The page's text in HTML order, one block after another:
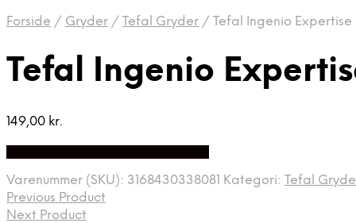
Forside / Gryder / Tefal Gryder / Tefal Ingenio
Tefal Ingenio
149,00 kr.
Varenummer (SKU): 3168430338081 Kategori: Tefal
Previous Product
Next Product